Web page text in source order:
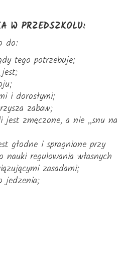
W PRZEDSZKOLU:
do:
tego potrzebuje;
i dorosłymi;
zabaw;
zmęczone, a nie ,,snu na
głodne i spragnione przy
nauki regulowania własnych
zasadami;
jedzenia;